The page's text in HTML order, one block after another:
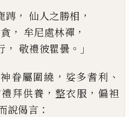
𨄔 ， 仙人之勝相 ，
， 牟尼處林禪 ，
， 敬禮彼瞿曇 。」
眷屬圍繞 ， 娑多耆利 、
禮拜供養 ， 整衣服 ，偏袒
說偈言 ：